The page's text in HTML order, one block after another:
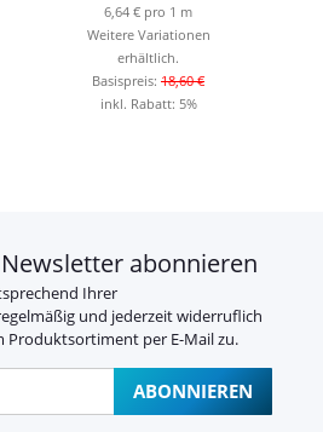
6,64 € pro 1 m
Weitere Variationen
erhältlich.
Basispreis: 18,60 €
inkl. Rabatt: 5%
abonnieren
Ihrer
und jederzeit widerruflich
per E-Mail zu.
ABONNIEREN